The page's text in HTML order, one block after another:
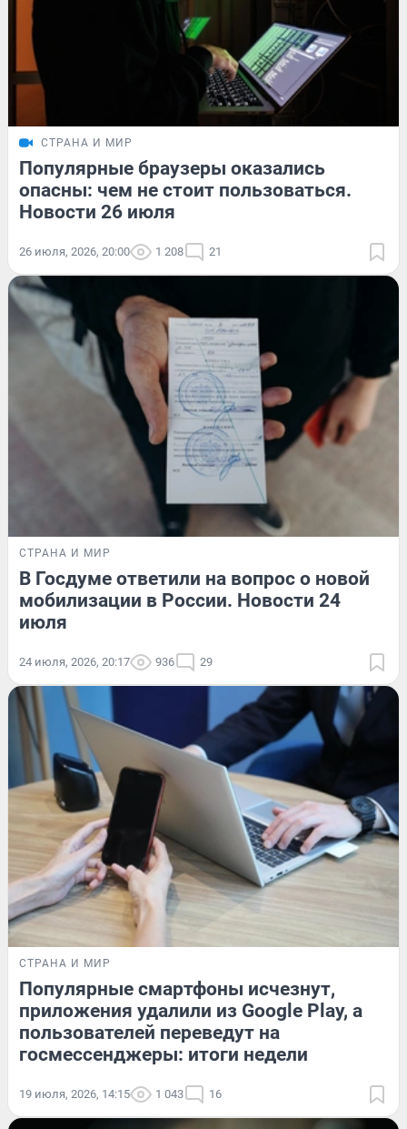
СТРАНА И МИР
Популярные браузеры оказались
опасны: чем не стоит пользоваться.
Новости 26 июля
26 июля, 2026, 20:00 1 208 21
СТРАНА И МИР
В Госдуме ответили на вопрос о новой
мобилизации в России. Новости 24
июля
24 июля, 2026, 20:17 936 29
СТРАНА И МИР
Популярные смартфоны исчезнут,
приложения удалили из Google Play, а
пользователей переведут на
госмессенджеры: итоги недели
19 июля, 2026, 14:15 1 043 16